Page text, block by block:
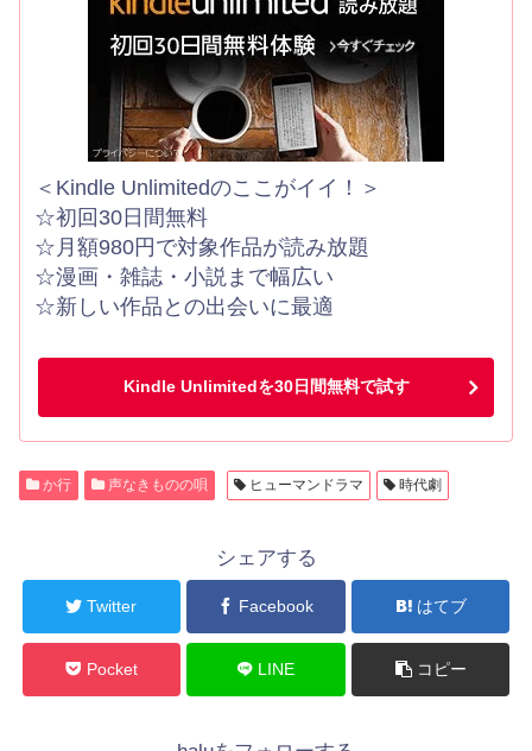
＜Kindle Unlimitedのここがイイ！＞
☆初回30日間無料
☆月額980円で対象作品が読み放題
☆漫画・雑誌・小説まで幅広い
☆新しい作品との出会いに最適
Kindle Unlimitedを30日間無料で試す
か行 声なきものの唄 ヒューマンドラマ 時代劇
シェアする
Twitter Facebook はてブ
Pocket LINE コピー